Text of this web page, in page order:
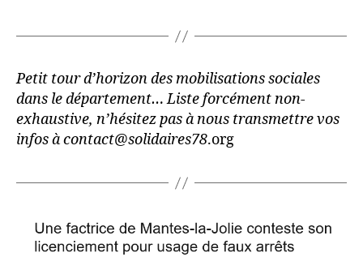
Petit tour d’horizon des mobilisations sociales
dans le département… Liste forcément non-
exhaustive, n’hésitez pas à nous transmettre vos
infos à contact@solidaires78.org